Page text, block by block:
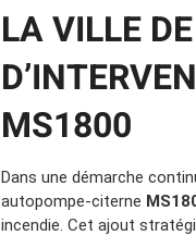
LA VILLE
MS1800
Dans une démarche
autopompe-citerne
incendie. Cet ajout